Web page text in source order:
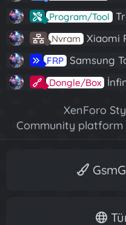
Program/Tool
Nvram Xiaomi Redmi
FRP Samsung Tab
Dongle/Box
XenForo
Community platform